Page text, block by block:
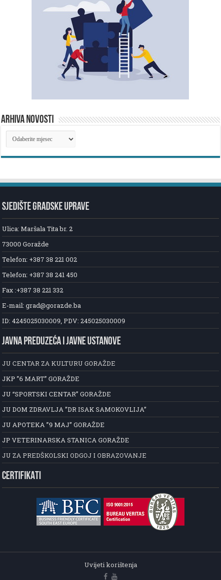
ARHIVA NOVOSTI
ARHIVA
NOVOSTI
SJEDIŠTE GRADSKE UPRAVE
Ulica: Maršala Tita br. 2
73000 Goražde
Telefon: +387 38 221 002
Telefon: +387 38 241 450
Fax :+387 38 221 332
E-mail: grad@gorazde.ba
ID: 4245025030009, PDV: 245025030009
JAVNA PREDUZEĆA I JAVNE USTANOVE
JU CENTAR ZA KULTURU GORAŽDE
JKP ”6 MART” GORAŽDE
JU “SPORTSKI CENTAR” GORAŽDE
JU DOM ZDRAVLJA ”DR ISAK SAMOKOVLIJA”
JU APOTEKA ”9 MAJ” GORAŽDE
JP VETERINARSKA STANICA GORAŽDE
JU ZA PREDŠKOLSKI ODGOJ I OBRAZOVANJE
CERTIFIKATI
Uvijeti korištenja